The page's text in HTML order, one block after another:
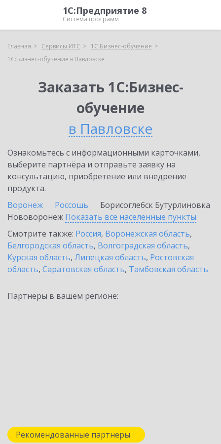
1С:Предприятие 8
Система программ
Главная Сервисы ИТС
1С:Бизнес-обучение
1С:Бизнес-обучение в Павловске
Заказать 1С:Бизнес-
обучение
в Павловске
Ознакомьтесь с информационными карточками,
выберите партнёра и отправьте заявку на
консультацию, приобретение или внедрение
продукта.
Воронеж
Россошь Борисоглебск Бутурлиновка
Нововоронеж Показать все населенные пункты
Смотрите также: Россия, Воронежская область,
Белгородская область, Волгоградская область,
Курская область, Липецкая область, Ростовская
область, Саратовская область, Тамбовская область
Партнеры в вашем регионе:
Рекомендованные партнеры